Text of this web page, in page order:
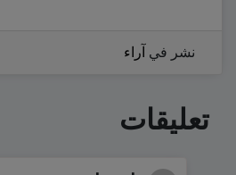
نشر في آراء
تعليقات